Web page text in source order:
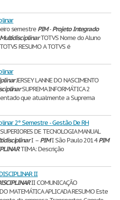
semestre PIM-ProjetoIntegrado
MultidisciplinarTOTVS Nome do Aluno
RESUMO A TOTVS é
JERSEY LANNE DO NASCIMENTO
SUPREMA INFORMÁTICA 2
que atualmente a Suprema
2º Semestre - Gestão De RH
DE TECNOLOGIA MANUAL
I – PIMI São Paulo 2014PIM
TEMA: Descrição
II
II COMUNICAÇÃO
MATEMÁTICA APLICADA RESUMO Este